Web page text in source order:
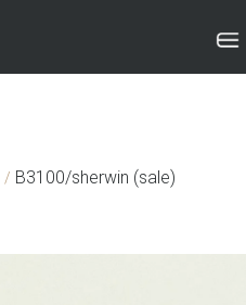
/ B3100/sherwin (sale)